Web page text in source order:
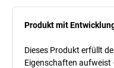
Produkt mit
Dieses Produkt erfüllt
Eigenschaften aufweist